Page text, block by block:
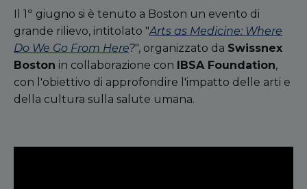
Il 1º giugno si è tenuto a Boston un evento di
grande rilievo, intitolato "Arts as Medicine: Where
Do We Go From Here?", organizzato da Swissnex
Boston in collaborazione con IBSA Foundation,
con l'obiettivo di approfondire l'impatto delle arti e
della cultura sulla salute umana.